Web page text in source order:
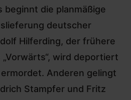
beginnt die planmäßige
deutscher
Hilferding, der frühere
wird deportiert
Anderen gelingt
Stampfer und Fritz